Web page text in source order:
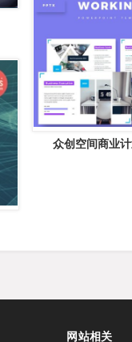
众创空间商业
网站相关